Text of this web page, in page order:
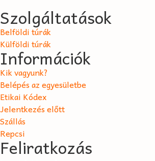
Szolgáltatások
Belföldi túrák
Külföldi túrák
Információk
Kik vagyunk?
Belépés az egyesületbe
Etikai Kódex
Jelentkezés előtt
Szállás
Repcsi
Feliratkozás